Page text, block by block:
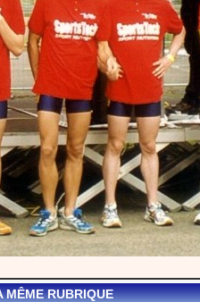
MÊME RUBRIQUE